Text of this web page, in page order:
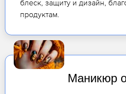
блеск, защиту и дизайн,
продуктам.
Маникюр